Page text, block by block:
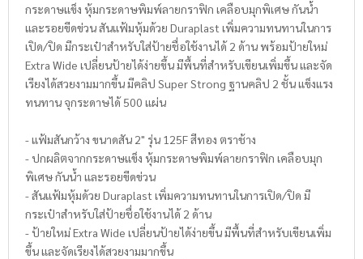
กระดาษแข็ง หุ้มกระดาษพิมพ์ลายกราฟิก เคลือบมุกพิเศษ กันน้ำ
และรอยขีดข่วน สันแฟ้มหุ้มด้วย Duraplast เพิ่มความทนทานในการ
เปิด/ปิด มีกระเป๋าสำหรับใส่ป้ายชื่อใช้งานได้ 2 ด้าน พร้อมป้ายใหม่
Extra Wide เปลี่ยนป้ายได้ง่ายขึ้น มีพื้นที่สำหรับเขียนเพิ่มขึ้น และจัด
เรียงได้สวยงามมากขึ้น มีคลิป Super Strong ฐานคลิป 2 ชั้น แข็งแรง
ทนทาน จุกระดาษได้ 500 แผ่น
- แฟ้มสันกว้าง ขนาดสัน 2" รุ่น 125F สีทอง ตราช้าง
- ปกผลิตจากกระดาษแข็ง หุ้มกระดาษพิมพ์ลายกราฟิก เคลือบมุก
พิเศษ กันน้ำ และรอยขีดข่วน
- สันแฟ้มหุ้มด้วย Duraplast เพิ่มความทนทานในการเปิด/ปิด มี
กระเป๋าสำหรับใส่ป้ายชื่อใช้งานได้ 2 ด้าน
- ป้ายใหม่ Extra Wide เปลี่ยนป้ายได้ง่ายขึ้น มีพื้นที่สำหรับเขียนเพิ่ม
ขึ้น และจัดเรียงได้สวยงามมากขึ้น